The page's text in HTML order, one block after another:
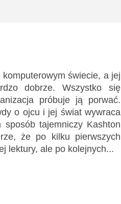
świecie, a jej
dobrze. Wszystko się
próbuje ją porwać.
o ojcu i jej świat wywraca
tajemniczy Kashton
że po kilku pierwszych
lektury, ale po kolejnych...